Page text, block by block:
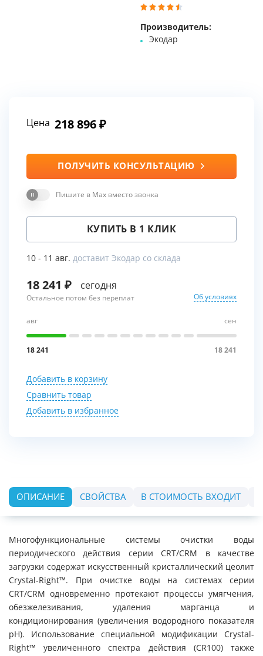
Производитель:
Экодар
Цена 218 896
ПОЛУЧИТЬ КОНСУЛЬТАЦИЮ
Пишите в Max вместо звонка
КУПИТЬ В 1 КЛИК
10 - 11 авг. доставит Экодар со склада
18 241 сегодня
Остальное потом без переплат Об условиях
авг
18 241
сен
18 241
Добавить в корзину
Сравнить товар
Добавить в избранное
ОПИСАНИЕ СВОЙСТВА В СТОИМОСТЬ ВХОДИТ
Многофункциональные системы очистки воды
периодического действия серии CRT/CRM в качестве
загрузки содержат искусственный кристаллический цеолит
Crystal-Right™. При очистке воды на системах серии
CRT/CRM одновременно протекают процессы умягчения,
обезжелезивания, удаления марганца и
кондиционирования (увеличения водородного показателя
рН). Использование специальной модификации Crystal-
Right™ увеличенного спектра действия (CR100) также